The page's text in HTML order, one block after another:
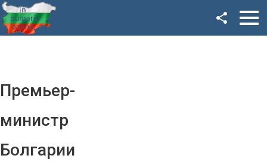
Премьер-
министр
Болгарии